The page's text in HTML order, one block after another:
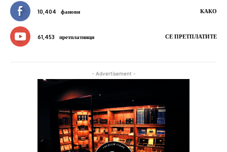
10,404 фанови КАКО
61,453 претплатници СЕ ПРЕТПЛАТИТЕ
- Advertisement -